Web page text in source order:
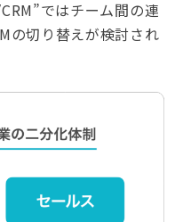
”ではチーム間の連
の切り替えが検討され